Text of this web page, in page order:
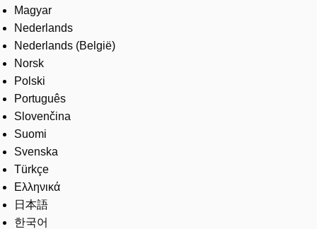
Magyar
Nederlands
Nederlands (België)
Norsk
Polski
Português
Slovenčina
Suomi
Svenska
Türkçe
Ελληνικά
日本語
한국어